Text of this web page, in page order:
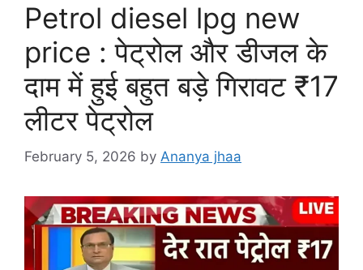
Petrol diesel lpg new
price : पेट्रोल और डीजल के
दाम में हुई बहुत बड़े गिरावट ₹17
लीटर पेट्रोल
February 5, 2026 by Ananya jhaa